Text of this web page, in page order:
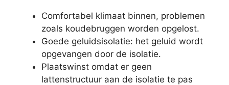
Comfortabel klimaat binnen, problemen
zoals koudebruggen worden opgelost.
Goede geluidsisolatie: het geluid wordt
opgevangen door de isolatie.
Plaatswinst omdat er geen
lattenstructuur aan de isolatie te pas